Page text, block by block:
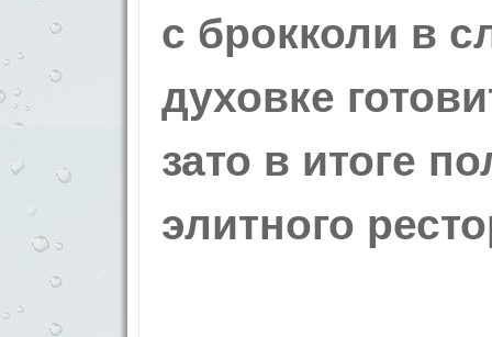
с брокколи в
духовке
зато в итоге
элитного